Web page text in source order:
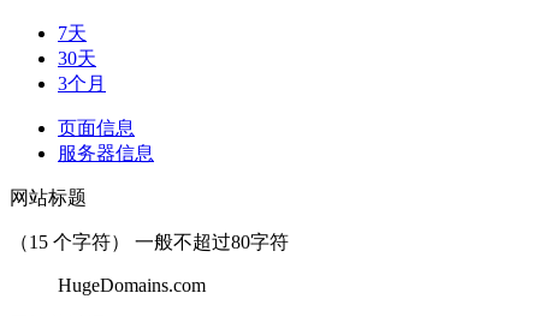
7天
30天
3个月
页面信息
服务器信息
网站标题
（15 个字符） 一般不超过80字符
HugeDomains.com